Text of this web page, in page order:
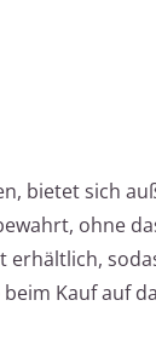
bietet sich
ohne
Kauf auf